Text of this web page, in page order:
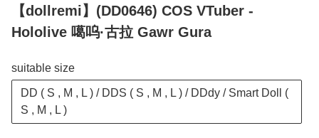
【dollremi】(DD0646) COS VTuber -
Hololive 噶呜·古拉 Gawr Gura
suitable size
DD ( S , M , L ) / DDS ( S , M , L ) / DDdy / Smart Doll (
S , M , L )